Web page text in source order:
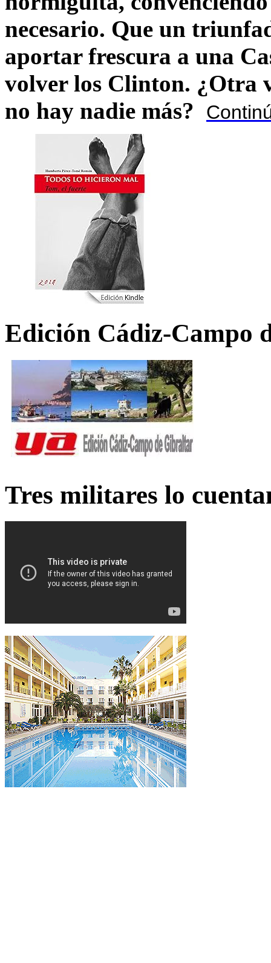
necesario. Que un
aportar frescura a una
volver los Clinton. ¿Otra
no hay nadie más?
Edición Cádiz-Campo
Tres militares lo